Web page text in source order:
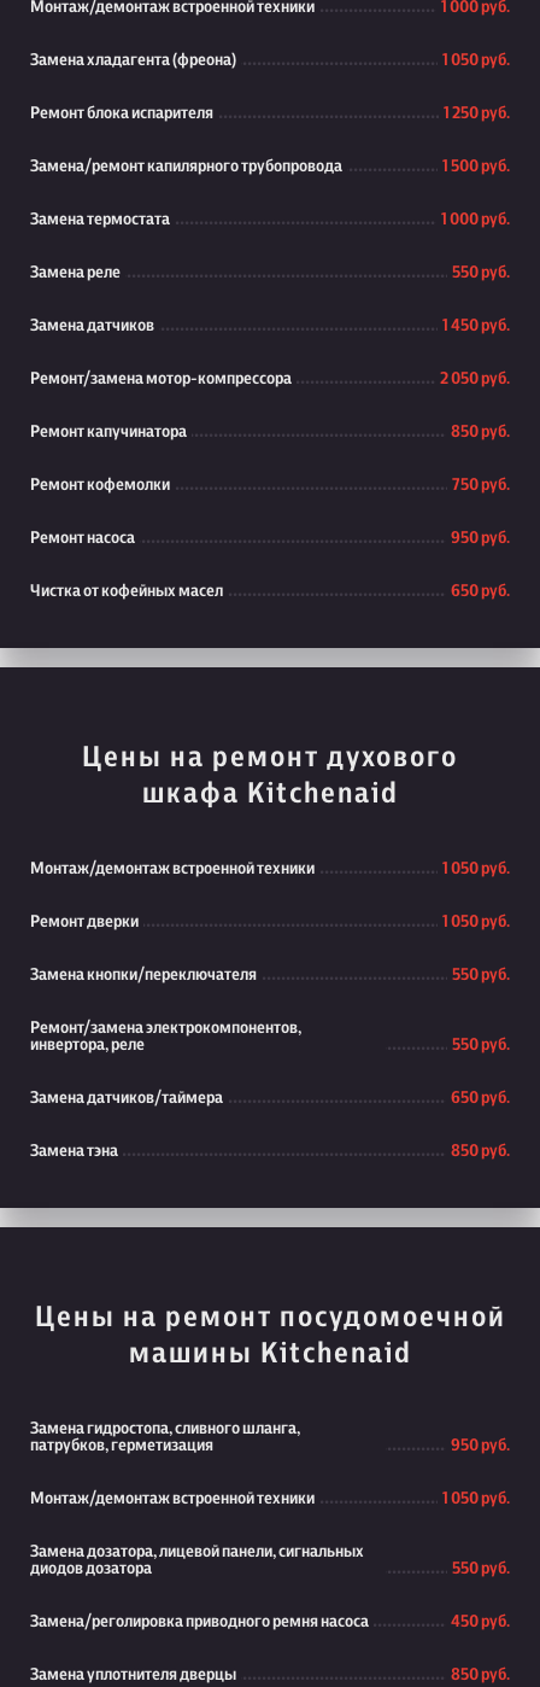
Монтаж/демонтаж встроенной техники 1 000 руб.
Замена хладагента (фреона) 1 050 руб.
Ремонт блока испарителя 1 250 руб.
Замена/ремонт капилярного трубопровода 1 500 руб.
Замена термостата 1 000 руб.
Замена реле 550 руб.
Замена датчиков 1 450 руб.
Ремонт/замена мотор-компрессора 2 050 руб.
Ремонт капучинатора 850 руб.
Ремонт кофемолки 750 руб.
Ремонт насоса 950 руб.
Чистка от кофейных масел 650 руб.
Цены на ремонт духового
шкафа Kitchenaid
Монтаж/демонтаж встроенной техники 1 050 руб.
Ремонт дверки 1 050 руб.
Замена кнопки/переключателя 550 руб.
Ремонт/замена электрокомпонентов,
инвертора, реле
550 руб.
Замена датчиков/таймера 650 руб.
Замена тэна 850 руб.
Цены на ремонт посудомоечной
машины Kitchenaid
Замена гидростопа, сливного шланга,
патрубков, герметизация
950 руб.
Монтаж/демонтаж встроенной техники 1 050 руб.
Замена дозатора, лицевой панели, сигнальных
диодов дозатора
550 руб.
Замена/реголировка приводного ремня насоса 450 руб.
Замена уплотнителя дверцы 850 руб.